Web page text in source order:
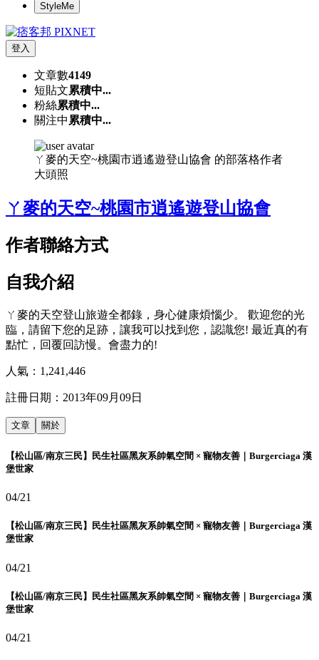
StyleMe
登入
文章數4149
短貼文累積中...
粉絲累積中...
關注中 累積中...
ㄚ麥的天空~桃園市逍遙遊登山協會 的部落格作者
大頭照
ㄚ麥的天空~桃園市逍遙遊登山協會
作者聯絡方式
自我介紹
ㄚ麥的天空登山旅遊全都錄，身心健康煩惱少。 歡迎您的光
臨，請留下您的足跡，讓我可以找到您，認識您! 最近真的有
點忙，回覆回訪慢。會盡力的!
人氣： 1,241,446
註冊日期： 2013年09月09日
文章 關於
【松山區/南京三民】民生社區黑灰系帥氣空間 × 寵物友善｜Burgerciaga 漢
堡世家
04/21
【松山區/南京三民】民生社區黑灰系帥氣空間 × 寵物友善｜Burgerciaga 漢
堡世家
04/21
【松山區/南京三民】民生社區黑灰系帥氣空間 × 寵物友善｜Burgerciaga 漢
堡世家
04/21